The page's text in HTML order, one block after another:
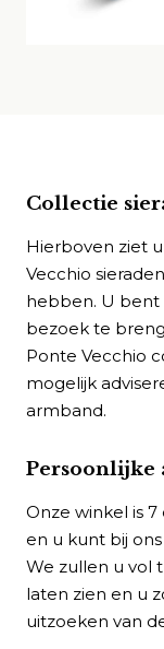
Collectie
Hierboven ziet
Vecchio
hebben. U
bezoek te
Ponte Vecchio
mogelijk
armband.
Persoonlijke
Onze winkel is
en u kunt bij
We zullen u vol
laten zien en u
uitzoeken van